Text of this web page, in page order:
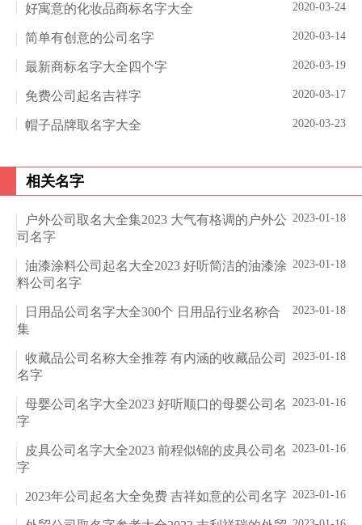
2020-03-24
好寓意的化妆品商标名字大全
2020-03-14
简单有创意的公司名字
2020-03-19
最新商标名字大全四个字
2020-03-17
免费公司起名吉祥字
2020-03-23
帽子品牌取名字大全
相关名字
2023-01-18
户外公司取名大全集2023 大气有格调的户外公
司名字
2023-01-18
油漆涂料公司起名大全2023 好听简洁的油漆涂
料公司名字
2023-01-18
日用品公司名字大全300个 日用品行业名称合
集
2023-01-18
收藏品公司名称大全推荐 有内涵的收藏品公司
名字
2023-01-16
母婴公司名字大全2023 好听顺口的母婴公司名
字
2023-01-16
皮具公司名字大全2023 前程似锦的皮具公司名
字
2023-01-16
2023年公司起名大全免费 吉祥如意的公司名字